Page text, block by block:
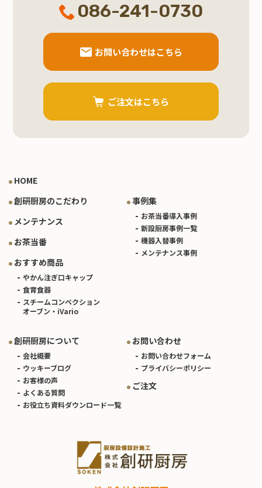
086-241-0730
お問い合わせはこちら
ご注文はこちら
HOME
創研厨房のこだわり
メンテナンス
お茶当番
おすすめ商品
やかん注ぎ口キャップ
食育食器
スチームコンベクション
オーブン・iVario
事例集
お茶当番導入事例
新設厨房事例一覧
機器入替事例
メンテナンス事例
創研厨房について
会社概要
ウッキーブログ
お客様の声
よくある質問
お役立ち資料ダウンロード一覧
お問い合わせ
お問い合わせフォーム
プライバシーポリシー
ご注文